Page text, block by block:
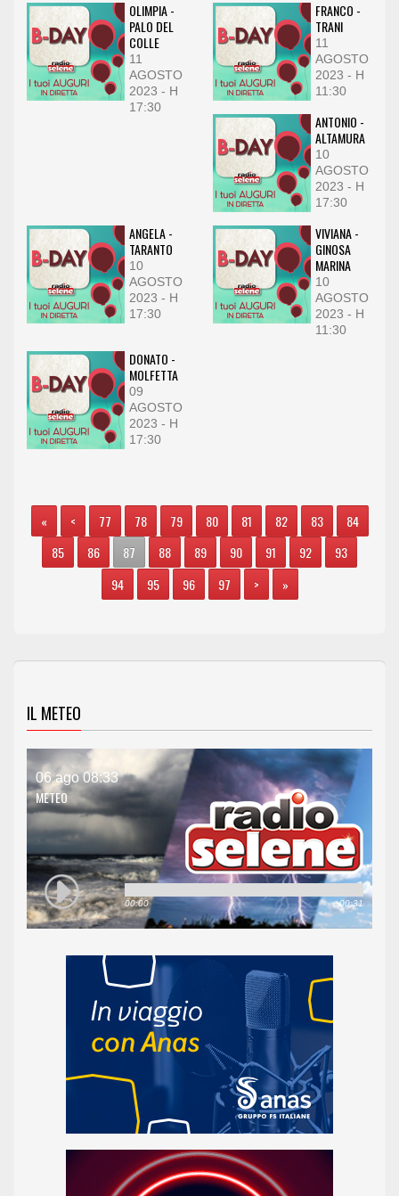
OLIMPIA -
PALO DEL
COLLE
11
AGOSTO
2023 - H
17:30
FRANCO -
TRANI
11
AGOSTO
2023 - H
11:30
ANTONIO -
ALTAMURA
10
AGOSTO
2023 - H
17:30
ANGELA -
TARANTO
10
AGOSTO
2023 - H
17:30
VIVIANA -
GINOSA
MARINA
10
AGOSTO
2023 - H
11:30
DONATO -
MOLFETTA
09
AGOSTO
2023 - H
17:30
« < 77 78 79 80 81 82 83
84
85
86 87 88 89 90 91 92
93
94
95 96 97 > »
IL METEO
06 ago 08:33
METEO
00:00 00:31